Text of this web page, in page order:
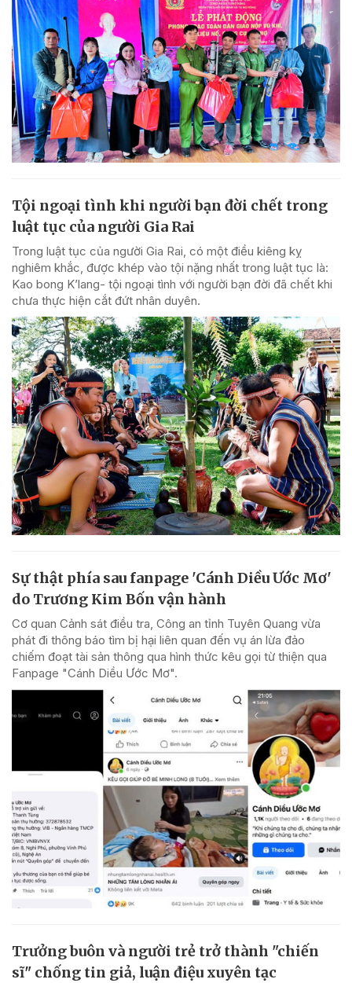
Tội ngoại tình khi người bạn đời chết trong
luật tục của người Gia Rai
Trong luật tục của người Gia Rai, có một điều kiêng kỵ
nghiêm khắc, được khép vào tội nặng nhất trong luật tục là:
Kao bong K’lang- tội ngoại tình với người bạn đời đã chết khi
chưa thực hiện cắt đứt nhân duyên.
Sự thật phía sau fanpage 'Cánh Diều Ước Mơ'
do Trương Kim Bốn vận hành
Cơ quan Cảnh sát điều tra, Công an tỉnh Tuyên Quang vừa
phát đi thông báo tìm bị hại liên quan đến vụ án lừa đảo
chiếm đoạt tài sản thông qua hình thức kêu gọi từ thiện qua
Fanpage "Cánh Diều Ước Mơ".
Trưởng buôn và người trẻ trở thành "chiến
sĩ" chống tin giả, luận điệu xuyên tạc